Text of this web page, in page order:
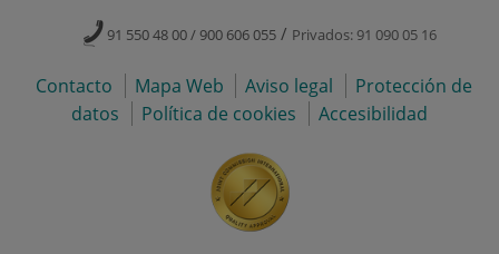
91 550 48 00 / 900 606 055 / Privados: 91 090 05 16
Contacto Mapa Web Aviso legal
Protección de
datos
Política de cookies Accesibilidad